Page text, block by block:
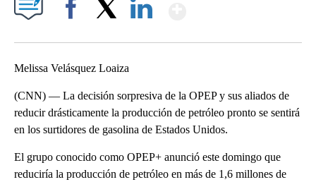
Melissa Velásquez Loaiza
(CNN) — La decisión sorpresiva de la OPEP y sus aliados de
reducir drásticamente la producción de petróleo pronto se sentirá
en los surtidores de gasolina de Estados Unidos.
El grupo conocido como OPEP+ anunció este domingo que
reduciría la producción de petróleo en más de 1,6 millones de